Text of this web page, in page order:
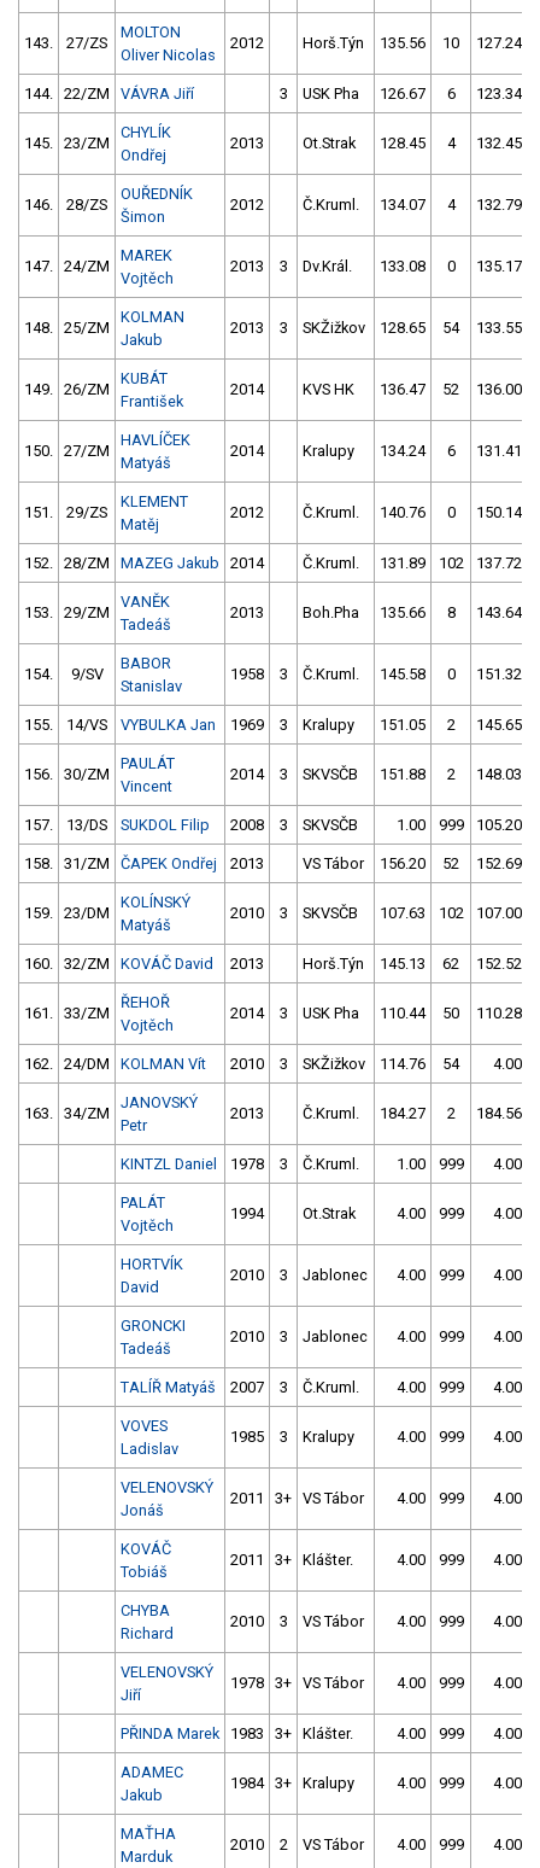
143. 27/ZS
MOLTON
Oliver Nicolas
2012 Horš.Týn 135.56 10 127.24
144. 22/ZM VÁVRA Jiří 3 USK Pha 126.67 6 123.34
145. 23/ZM
CHYLÍK
Ondřej
2013 Ot.Strak 128.45 4 132.45
146. 28/ZS
OUŘEDNÍK
Šimon
2012 Č.Kruml. 134.07 4 132.79
147. 24/ZM
MAREK
Vojtěch
2013 3 Dv.Král. 133.08 0 135.17
148. 25/ZM
KOLMAN
Jakub
2013 3 SKŽižkov 128.65 54 133.55
149. 26/ZM
KUBÁT
František
2014 KVS HK 136.47 52 136.00
150. 27/ZM
HAVLÍČEK
Matyáš
2014 Kralupy 134.24 6 131.41
151. 29/ZS
KLEMENT
Matěj
2012 Č.Kruml. 140.76 0 150.14
152. 28/ZM MAZEG Jakub 2014 Č.Kruml. 131.89 102 137.72
153. 29/ZM
VANĚK
Tadeáš
2013 Boh.Pha 135.66 8 143.64
154. 9/SV
BABOR
Stanislav
1958 3 Č.Kruml. 145.58 0 151.32
155. 14/VS VYBULKA Jan 1969 3 Kralupy 151.05 2 145.65
156. 30/ZM
PAULÁT
Vincent
2014 3 SKVSČB 151.88 2 148.03
157. 13/DS SUKDOL Filip 2008 3 SKVSČB 1.00 999 105.20
158. 31/ZM ČAPEK Ondřej 2013 VS Tábor 156.20 52 152.69
159. 23/DM
KOLÍNSKÝ
Matyáš
2010 3 SKVSČB 107.63 102 107.00
160. 32/ZM KOVÁČ David 2013 Horš.Týn 145.13 62 152.52
161. 33/ZM
ŘEHOŘ
Vojtěch
2014 3 USK Pha 110.44 50 110.28
162. 24/DM KOLMAN Vít 2010 3 SKŽižkov 114.76 54 4.00
163. 34/ZM
JANOVSKÝ
Petr
2013 Č.Kruml. 184.27 2 184.56
KINTZL Daniel 1978 3 Č.Kruml. 1.00 999 4.00
PALÁT
Vojtěch
1994 Ot.Strak 4.00 999 4.00
HORTVÍK
David
2010 3 Jablonec 4.00 999 4.00
GRONCKI
Tadeáš
2010 3 Jablonec 4.00 999 4.00
TALÍŘ Matyáš 2007 3 Č.Kruml. 4.00 999 4.00
VOVES
Ladislav
1985 3 Kralupy 4.00 999 4.00
VELENOVSKÝ
Jonáš
2011 3+ VS Tábor 4.00 999 4.00
KOVÁČ
Tobiáš
2011 3+ Klášter. 4.00 999 4.00
CHYBA
Richard
2010 3 VS Tábor 4.00 999 4.00
VELENOVSKÝ
Jiří
1978 3+ VS Tábor 4.00 999 4.00
PŘINDA Marek 1983 3+ Klášter. 4.00 999 4.00
ADAMEC
Jakub
1984 3+ Kralupy 4.00 999 4.00
MAŤHA
Marduk
2010 2 VS Tábor 4.00 999 4.00